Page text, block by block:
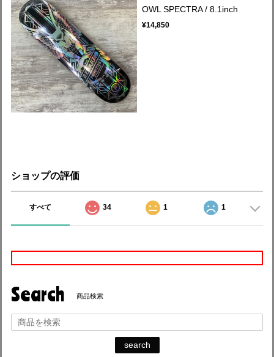
OWL SPECTRA / 8.1inch
¥14,850
ショップの評価
すべて 34 1 1
Search 商品検索
search